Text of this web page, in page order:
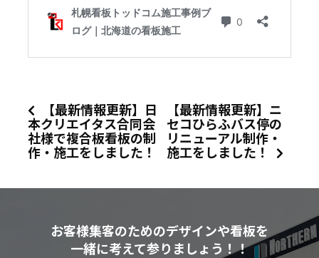
【最新情報更新】日
本クリエイタス合同会
社様で複合板看板の制
作・施工をしました！
【最新情報更新】ニ
セコひらふバス停の
リニューアル制作・
施工をしました！
お客様集客のためのデザインや看板を
一緒に考えて参りましょう！！